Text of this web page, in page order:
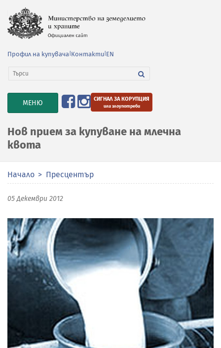
Профил на купувача Контакти EN
TOGGLE
NAVIGATION
МЕНЮ СИГНАЛ ЗА КОРУПЦИЯ
или злоупотреби
Нов прием за купуване на млечна
квота
Начало Пресцентър
05 Декември 2012